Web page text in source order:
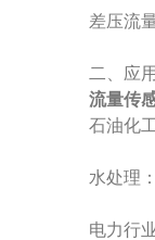
差压流量
二、应用
流量传
石油化工
水处理：
电力行业